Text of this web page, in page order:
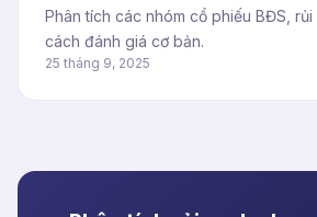
Phân tích các nhóm cổ phiếu BĐS,
cách đánh giá cơ bản.
25 tháng 9, 2025